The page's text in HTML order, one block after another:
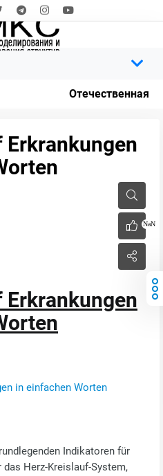
Отечественная
Erkrankungen
NaN
Erkrankungen
Indikatoren für
Herz-Kreislauf-System,